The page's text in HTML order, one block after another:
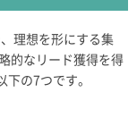
理想を形にする集
的なリード獲得を得
の7つです。